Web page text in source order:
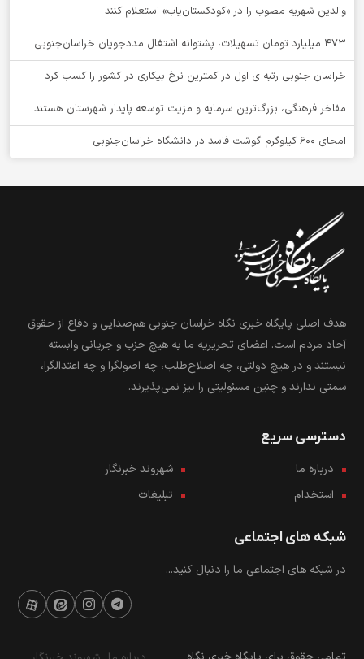
والدین شهریه مصوب را در «کودکستان‌یاب» استعلام کنند
۴۷۳ میلیارد تومان تسهیلات، پشتوانه اشتغال مددجویان خراسان‌جنوبی
خراسان جنوبی رتبه ی اول در کمترین نرخ بیکاری در کشور را کسب کرد
مفاخر فرهنگی، بزرگ‌ترین سرمایه و مزیت توسعه پایدار شهرستان هستند
امحای ۶۰۰ کیلوگرم گوشت فاسد در دانشگاه خراسان‌جنوبی
هدف اصلی پایگاه خبری نگاه خراسان جنوبی هم‌صدایی و دفاع از حقوق
آحاد مردم است. اعضای تحریریه ما به هیچ حزب و جریانی وابسته
نیستند و در هیچ دولتی، چه اصلاح‌طلب، چه اصولگرا و چه اعتدالگرا،
سمتی ندارند و چنین مسئولیتی را نیز نمی‌پذیرند.
دسترسی سریع
درباره ما
شهروند خبرنگار
استخدام
تبلیغات
شبکه های اجتماعی
در شبکه های اجتماعی ما را دنبال کنید...